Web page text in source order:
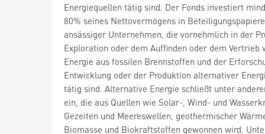
Energiequellen tätig sind. Der Fonds investiert
80% seines Nettovermögens in
ansässiger Unternehmen, die vornehmlich in der
Exploration oder dem Auffinden oder dem Vertrieb
Energie aus fossilen Brennstoffen und der
Entwicklung oder der Produktion alternativer
tätig sind. Alternative Energie schließt unter
ein, die aus Quellen wie Solar-, Wind- und
Gezeiten und Meereswellen, geothermischer
Biomasse und Biokraftstoffen gewonnen wird.